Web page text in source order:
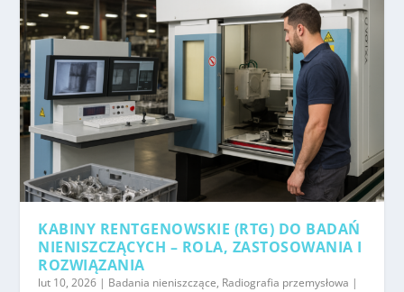
KABINY RENTGENOWSKIE (RTG) DO BADAŃ
NIENISZCZĄCYCH – ROLA, ZASTOSOWANIA I
ROZWIĄZANIA
lut 10, 2026 | Badania nieniszczące, Radiografia przemysłowa |